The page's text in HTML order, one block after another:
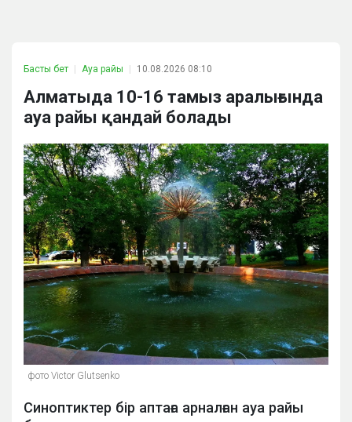
Басты бет Ауа райы 10.08.2026 08:10
Алматыда 10-16 тамыз аралығында
ауа райы қандай болады
фото Victor Glutsenko
Синоптиктер бір аптаға арналған ауа райы